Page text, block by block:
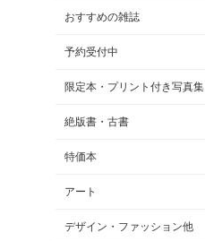
おすすめの雑誌
予約受付中
限定本・プリント付き写真集
絶版書・古書
特価本
アート
デザイン・ファッション他